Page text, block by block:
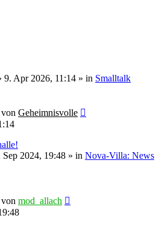
9. Apr 2026, 11:14 » in Smalltalk
von Geheimnisvolle
Sep 2024, 19:48 » in Nova-Villa: News
von mod_allach